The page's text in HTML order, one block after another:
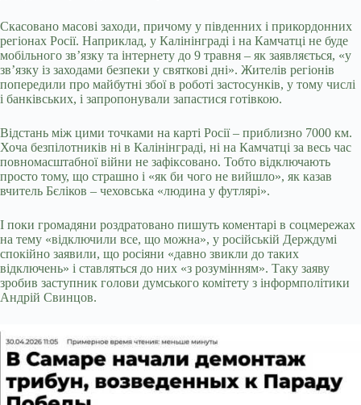
Скасовано масові заходи, причому у південних і прикордонних
регіонах Росії. Наприклад, у Калінінграді і на Камчатці не буде
мобільного зв’язку та інтернету до 9 травня – як заявляється, «у
зв’язку із заходами безпеки у святкові дні». Жителів регіонів
попередили про майбутні збої в роботі застосунків, у тому числі
і банківських, і запропонували запастися готівкою.
Відстань між цими точками на карті Росії – приблизно 7000 км.
Хоча безпілотників ні в Калінінграді, ні на Камчатці за весь час
повномасштабної війни не зафіксовано. Тобто відключають
просто тому, що страшно і «як би чого не вийшло», як казав
вчитель Бєліков – чеховська «людина у футлярі».
І поки громадяни роздратовано пишуть коментарі в соцмережах
на тему «відключили все, що можна», у російській Держдумі
спокійно заявили, що росіяни «давно звикли до таких
відключень» і ставляться до них «з розумінням». Таку заяву
зробив заступник голови думського комітету з інформполітики
Андрій Свинцов.